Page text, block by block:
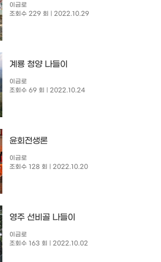
이금로
조회수 229 회
| 2022.10.29
계룡 청양 나들이
이금로
조회수 69 회
| 2022.10.24
윤회전생론
이금로
조회수 128 회
| 2022.10.20
영주 선비골 나들이
이금로
조회수 163 회
| 2022.10.02